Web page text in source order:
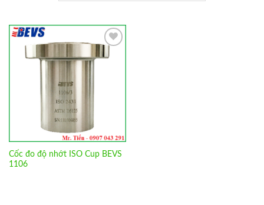
Add to
Cốc đo độ nhớt ISO Cup BEVS
1106